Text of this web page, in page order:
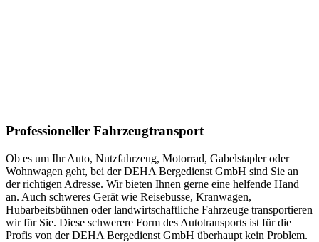
Professioneller Fahrzeugtransport
Ob es um Ihr Auto, Nutzfahrzeug, Motorrad, Gabelstapler oder
Wohnwagen geht, bei der DEHA Bergedienst GmbH sind Sie an
der richtigen Adresse. Wir bieten Ihnen gerne eine helfende Hand
an. Auch schweres Gerät wie Reisebusse, Kranwagen,
Hubarbeitsbühnen oder landwirtschaftliche Fahrzeuge transportieren
wir für Sie. Diese schwerere Form des Autotransports ist für die
Profis von der DEHA Bergedienst GmbH überhaupt kein Problem.